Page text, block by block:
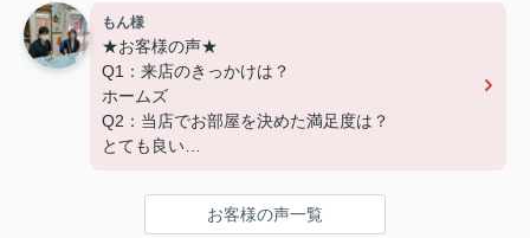
引越し業者のご紹介やインターネット回線のご相
談、その他入居中のお困りごとなどございました
ら、どうぞお気軽にご相談ください。
アパートマンション館は365日毎日キャンペーン
開催中！ お問い合わせは 04(7167)1222までどう
ぞ♪
---------------------------
この度は弊社でのご契約ありがとうございまし
た！
アパートマンション館では、お部屋のご紹介だけ
でなく、入居後のアフターフォローもさせて頂いて
引越し業者のご紹介やインターネット回線のご相
談、その他入居中のお困りごとなどございました
もん様
★お客様の声★
Q1：来店のきっかけは？
ホームズ
Q2：当店でお部屋を決めた満足度は？
とても良い
お客様の声一覧